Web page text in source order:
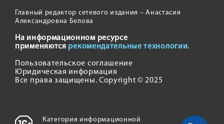
Главный редактор сетевого издания – Анастасия
Александровна Белова
На информационном ресурсе
применяются рекомендательные технологии.
Пользовательское соглашение
Юридическая информация
Все права защищены. Copyright © 2025
Категория информационной